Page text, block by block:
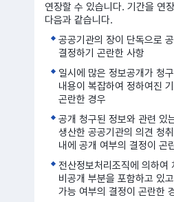
연장할 수 있습니다. 기간을 연
다음과 같습니다.
공공기관의 장이 단독으로
결정하기 곤란한 사항
일시에 많은 정보공개가 청
내용이 복잡하여 정하여진
곤란한 경우
공개 청구된 정보와 관련 있
생산한 공공기관의 의견 청
내에 공개 여부의 결정이 곤
전산정보처리조직에 의하여
비공개 부분을 포함하고 있
가능 여부의 결정이 곤란한